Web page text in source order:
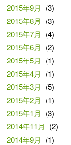
2015年9月
(3)
2015年8月
(3)
2015年7月
(4)
2015年6月
(2)
2015年5月
(1)
2015年4月
(1)
2015年3月
(5)
2015年2月
(1)
2015年1月
(3)
2014年11月
(2)
2014年9月
(1)